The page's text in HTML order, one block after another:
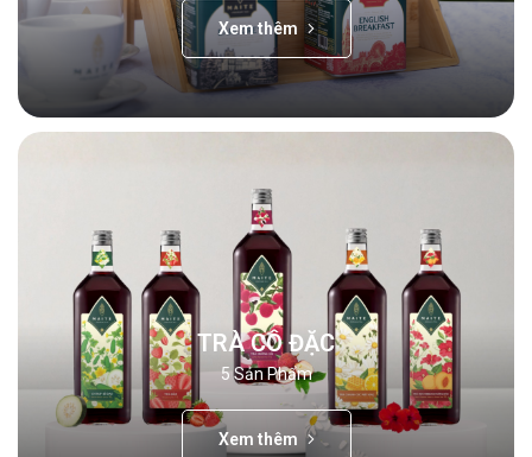
Xem thêm
TRÀ CÔ ĐẶC
5 Sản Phẩm
Xem thêm